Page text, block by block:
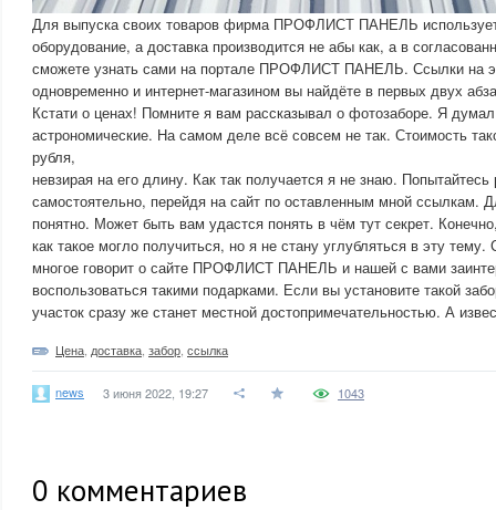
Для выпуска своих товаров фирма ПРОФЛИСТ ПАНЕЛЬ
оборудование, а доставка производится не абы как, а в
сможете узнать сами на портале ПРОФЛИСТ ПАНЕЛЬ. Ссылки на
одновременно и интернет-магазином вы найдёте в первых двух
Кстати о ценах! Помните я вам рассказывал о фотозаборе. Я
астрономические. На самом деле всё совсем не так. Стоимость
рубля,
невзирая на его длину. Как так получается я не знаю. Попытайтесь
самостоятельно, перейдя на сайт по оставленным мной ссылкам.
понятно. Может быть вам удастся понять в чём тут секрет.
как такое могло получиться, но я не стану углубляться в эту
многое говорит о сайте ПРОФЛИСТ ПАНЕЛЬ и нашей с вами
воспользоваться такими подарками. Если вы установите такой
участок сразу же станет местной достопримечательностью. А
Цена доставка забор ссылка
news 3 июня 2022, 19:27 1043
0 комментариев